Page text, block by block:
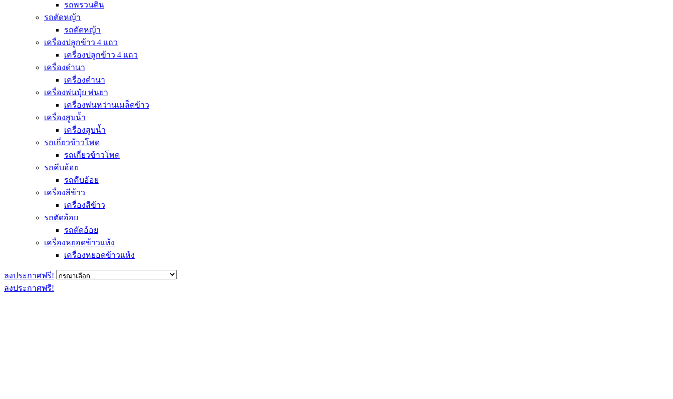
รถพรวนดิน
รถตัดหญ้า
รถตัดหญ้า
เครื่องปลูกข้าว 4 แถว
เครื่องปลูกข้าว 4 แถว
เครื่องดำนา
เครื่องดำนา
เครื่องพ่นปุุ๋ย พ่นยา
เครื่องพ่นหว่านเมล็ดข้าว
เครื่องสูบน้ำ
เครื่องสูบน้ำ
รถเกี่ยวข้าวโพด
รถเกี่ยวข้าวโพด
รถคีบอ้อย
รถคีบอ้อย
เครื่องสีข้าว
เครื่องสีข้าว
รถตัดอ้อย
รถตัดอ้อย
เครื่องหยอดข้าวแห้ง
เครื่องหยอดข้าวแห้ง
ลงประกาศฟรี!
ลงประกาศฟรี!